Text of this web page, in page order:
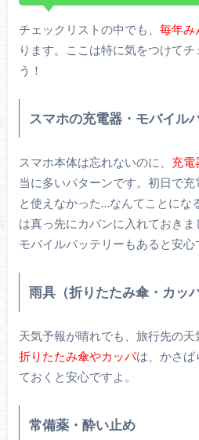
チェックリストの中でも、 毎年み
ります。ここは特に気をつけて
う！
スマホの充電器・モバイル
スマホ本体は忘れないのに、 充電
当に多いパターンです。初日で
と使えなかった…なんてことにな
は真っ先にカバンに入れておき
モバイルバッテリーもあると安心
雨具（折りたたみ傘・カッパ
天気予報が晴れでも、旅行先の天
折りたたみ傘やカッパは、かさば
ておくと安心ですよ。
常備薬・酔い止め